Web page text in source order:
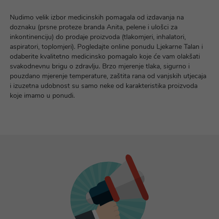
Nudimo velik izbor medicinskih pomagala od izdavanja na
doznaku (prsne proteze branda Anita, pelene i ulošci za
inkontinenciju) do prodaje proizvoda (tlakomjeri, inhalatori,
aspiratori, toplomjeri). Pogledajte online ponudu Ljekarne Talan i
odaberite kvalitetno medicinsko pomagalo koje će vam olakšati
svakodnevnu brigu o zdravlju. Brzo mjerenje tlaka, sigurno i
pouzdano mjerenje temperature, zaštita rana od vanjskih utjecaja
i izuzetna udobnost su samo neke od karakteristika proizvoda
koje imamo u ponudi.